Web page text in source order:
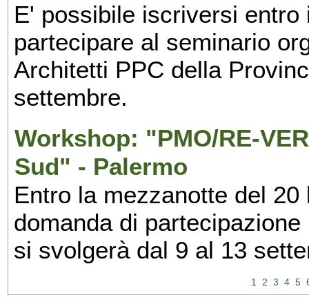
E' possibile iscriversi
partecipare al seminario
Architetti PPC della
settembre.
Workshop: "PMO/RE-
Sud" - Palermo
Entro la mezzanotte del
domanda di
si svolgerà dal 9 al 13
1 2 3 4 5